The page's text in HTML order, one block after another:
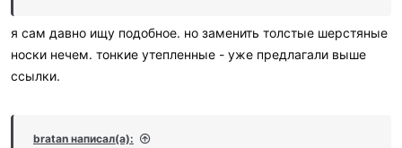
я сам давно ищу подобное. но заменить толстые шерстяные
носки нечем. тонкие утепленные - уже предлагали выше
ссылки.
bratan написал(а):